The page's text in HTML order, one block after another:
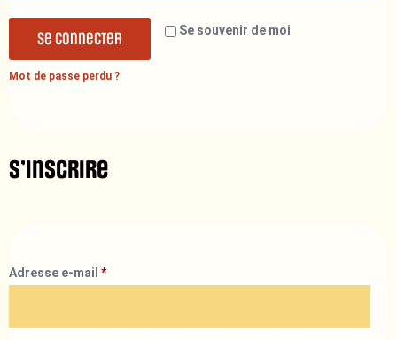
Se souvenir de moi
Se connecter
Mot de passe perdu ?
S’inscrire
Adresse e-mail *